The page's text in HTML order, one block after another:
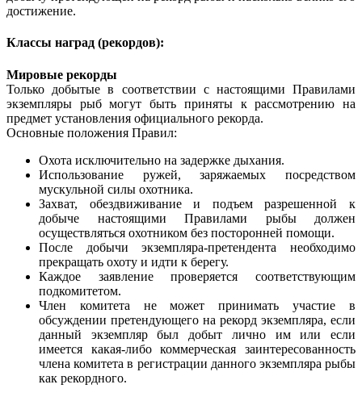
достижение.
Классы наград (рекордов):
Мировые рекорды
Только добытые в соответствии с настоящими Правилами
экземпляры рыб могут быть приняты к рассмотрению на
предмет установления официального рекорда.
Основные положения Правил:
Охота исключительно на задержке дыхания.
Использование ружей, заряжаемых посредством
мускульной силы охотника.
Захват, обездвиживание и подъем разрешенной к
добыче настоящими Правилами рыбы должен
осуществляться охотником без посторонней помощи.
После добычи экземпляра-претендента необходимо
прекращать охоту и идти к берегу.
Каждое заявление проверяется соответствующим
подкомитетом.
Член комитета не может принимать участие в
обсуждении претендующего на рекорд экземпляра, если
данный экземпляр был добыт лично им или если
имеется какая-либо коммерческая заинтересованность
члена комитета в регистрации данного экземпляра рыбы
как рекордного.